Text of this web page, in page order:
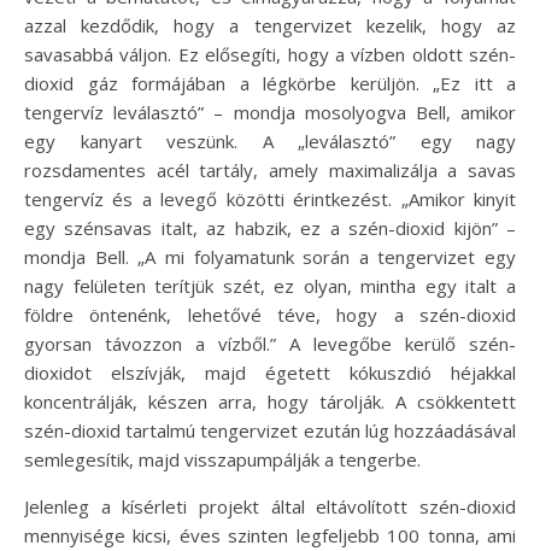
azzal kezdődik, hogy a tengervizet kezelik, hogy az
savasabbá váljon. Ez elősegíti, hogy a vízben oldott szén-
dioxid gáz formájában a légkörbe kerüljön. „Ez itt a
tengervíz leválasztó” – mondja mosolyogva Bell, amikor
egy kanyart veszünk. A „leválasztó” egy nagy
rozsdamentes acél tartály, amely maximalizálja a savas
tengervíz és a levegő közötti érintkezést. „Amikor kinyit
egy szénsavas italt, az habzik, ez a szén-dioxid kijön” –
mondja Bell. „A mi folyamatunk során a tengervizet egy
nagy felületen terítjük szét, ez olyan, mintha egy italt a
földre öntenénk, lehetővé téve, hogy a szén-dioxid
gyorsan távozzon a vízből.” A levegőbe kerülő szén-
dioxidot elszívják, majd égetett kókuszdió héjakkal
koncentrálják, készen arra, hogy tárolják. A csökkentett
szén-dioxid tartalmú tengervizet ezután lúg hozzáadásával
semlegesítik, majd visszapumpálják a tengerbe.
Jelenleg a kísérleti projekt által eltávolított szén-dioxid
mennyisége kicsi, éves szinten legfeljebb 100 tonna, ami